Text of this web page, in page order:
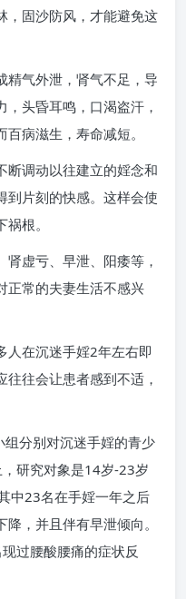
，固沙防风，才能避免这
精气外泄，肾气不足，导
头昏耳鸣，口渴盗汗，
病滋生，寿命减短。
断调动以往建立的婬念和
到片刻的快感。这样会使
根。
虚亏、早泄、阳痿等，
正常的夫妻生活不感兴
人在沉迷手婬2年左右即
往会让患者感到不适，
分别对沉迷手婬的青少
研究对象是14岁-23岁
中23名在手婬一年之后
，并且伴有早泄倾向。
过腰酸腰痛的症状反